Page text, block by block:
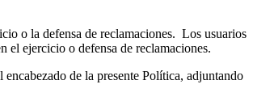
o la defensa de reclamaciones. Los usuarios
el ejercicio o defensa de reclamaciones.
de la presente Política, adjuntando